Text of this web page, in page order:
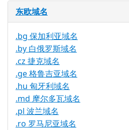
东欧域名
.bg 保加利亚域名
.by 白俄罗斯域名
.cz 捷克域名
.ge 格鲁吉亚域名
.hu 匈牙利域名
.md 摩尔多瓦域名
.pl 波兰域名
.ro 罗马尼亚域名